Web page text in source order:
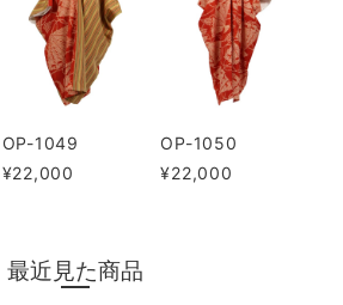
OP-1049
¥22,000
OP-1050
¥22,000
最近見た商品